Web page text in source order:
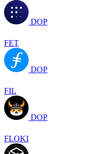
DOP
FET
DOP
FIL
DOP
FLOKI